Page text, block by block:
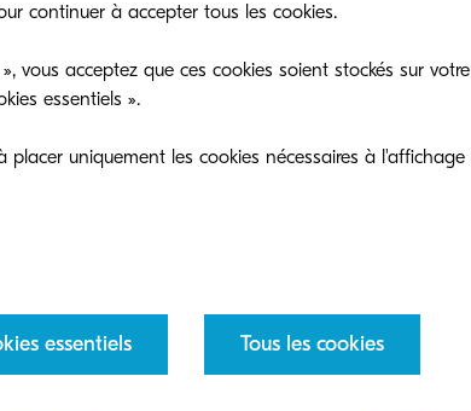
continuer à accepter tous les cookies.
vous acceptez que ces cookies soient stockés sur
essentiels ».
placer uniquement les cookies nécessaires à
essentiels Tous les cookies